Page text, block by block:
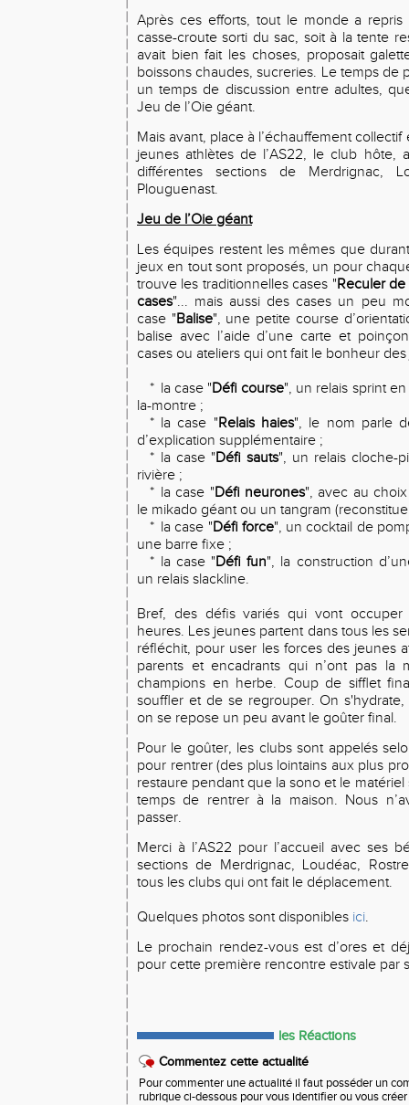
Après ces efforts, tout le monde a
casse-croute sorti du sac, soit à la tente
avait bien fait les choses, proposait
boissons chaudes, sucreries. Le temps de
un temps de discussion entre adultes,
Jeu de l’Oie géant.
Mais avant, place à l’échauffement
jeunes athlètes de l’AS22, le club hôte,
différentes sections de Merdrignac,
Plouguenast.
Jeu de l’Oie géant
Les équipes restent les mêmes que
jeux en tout sont proposés, un pour
trouve les traditionnelles cases "Reculer
cases"... mais aussi des cases un peu
case "Balise", une petite course
balise avec l’aide d’une carte et
cases ou ateliers qui ont fait le bonheur
* la case "Défi course", un relais sprint
la-montre ;
* la case "Relais haies", le nom parle
d’explication supplémentaire ;
* la case "Défi sauts", un relais cloche-
rivière ;
* la case "Défi neurones", avec au
le mikado géant ou un tangram
* la case "Défi force", un cocktail de
une barre fixe ;
* la case "Défi fun", la construction
un relais slackline.
Bref, des défis variés qui vont
heures. Les jeunes partent dans tous les
réfléchit, pour user les forces des jeunes
parents et encadrants qui n’ont pas la
champions en herbe. Coup de sifflet
souffler et de se regrouper. On
on se repose un peu avant le goûter final.
Pour le goûter, les clubs sont appelés
pour rentrer (des plus lointains aux plus
restaure pendant que la sono et le
temps de rentrer à la maison. Nous
passer.
Merci à l’AS22 pour l’accueil avec ses
sections de Merdrignac, Loudéac,
tous les clubs qui ont fait le déplacement.
Quelques photos sont disponibles ici.
Le prochain rendez-vous est d’ores et
pour cette première rencontre estivale par
les Réactions
Commentez cette actualité
Pour commenter une actualité il faut posséder un
rubrique ci-dessous pour vous identifier ou vous